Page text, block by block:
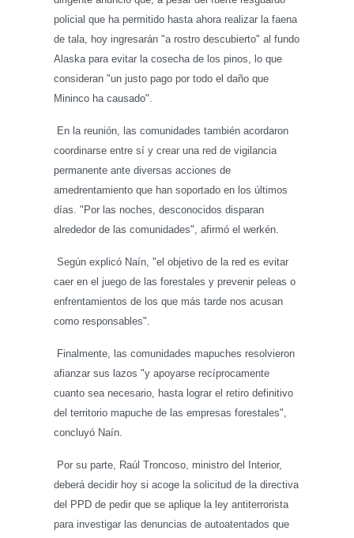
policial que ha permitido hasta ahora realizar la faena
de tala, hoy ingresarán "a rostro descubierto" al fundo
Alaska para evitar la cosecha de los pinos, lo que
consideran "un justo pago por todo el daño que
Mininco ha causado".
En la reunión, las comunidades también acordaron
coordinarse entre sí y crear una red de vigilancia
permanente ante diversas acciones de
amedrentamiento que han soportado en los últimos
días. "Por las noches, desconocidos disparan
alrededor de las comunidades", afirmó el werkén.
Según explicó Naín, "el objetivo de la red es evitar
caer en el juego de las forestales y prevenir peleas o
enfrentamientos de los que más tarde nos acusan
como responsables".
Finalmente, las comunidades mapuches resolvieron
afianzar sus lazos "y apoyarse recíprocamente
cuanto sea necesario, hasta lograr el retiro definitivo
del territorio mapuche de las empresas forestales",
concluyó Naín.
Por su parte, Raúl Troncoso, ministro del Interior,
deberá decidir hoy si acoge la solicitud de la directiva
del PPD de pedir que se aplique la ley antiterrorista
para investigar las denuncias de autoatentados que